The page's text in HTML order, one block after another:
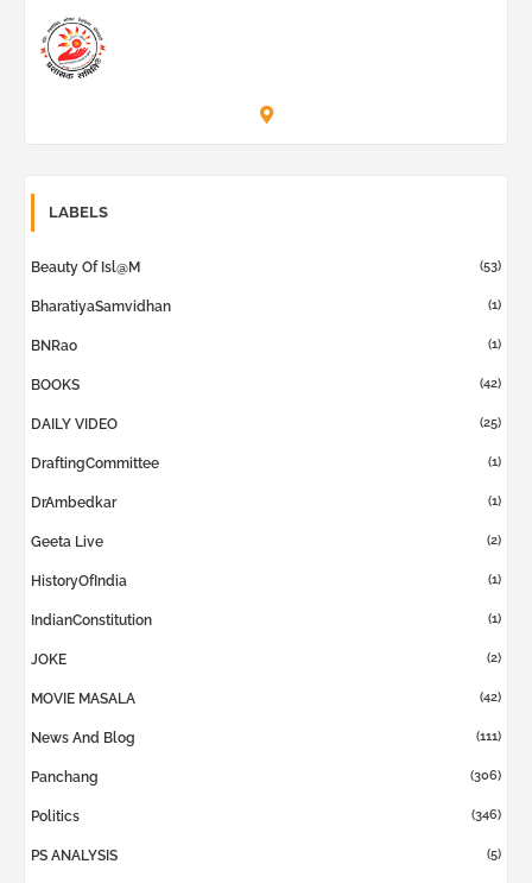
LABELS
Beauty Of Isl@m (53)
BharatiyaSamvidhan (1)
BNRao (1)
BOOKS (42)
DAILY VIDEO (25)
DraftingCommittee (1)
DrAmbedkar (1)
Geeta Live (2)
HistoryOfIndia (1)
IndianConstitution (1)
JOKE (2)
MOVIE MASALA (42)
News And Blog (111)
Panchang (306)
Politics (346)
PS ANALYSIS (5)